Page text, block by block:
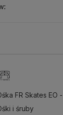
FR Skates EO
i śruby